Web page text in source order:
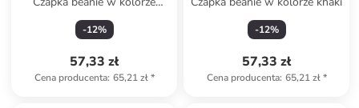
czarnym
-12%
57,33 zł
Cena producenta: 65,21 zł*
-12%
57,33 zł
Cena producenta: 65,21 zł*